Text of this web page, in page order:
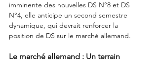
imminente des nouvelles DS N°8 et DS
N°4, elle anticipe un second semestre
dynamique, qui devrait renforcer la
position de DS sur le marché allemand.
Le marché allemand : Un terrain